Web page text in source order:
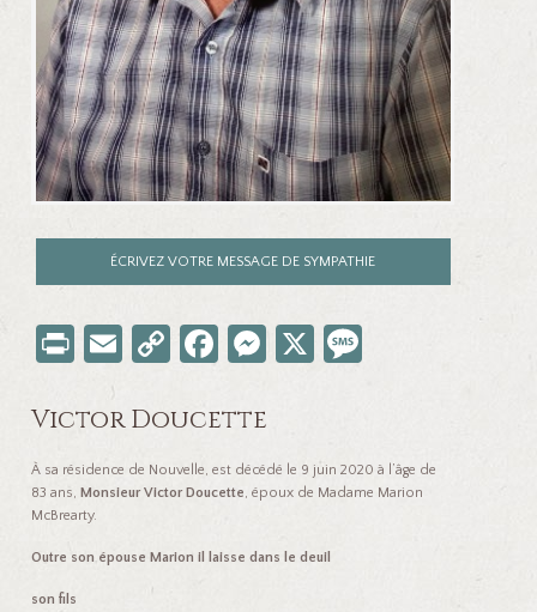
ÉCRIVEZ VOTRE MESSAGE DE SYMPATHIE
Pr
t
E
ail
C
p
y
Li
Fa
b
o
o
M
n
ge
X
ge
Victor Doucette
À sa résidence de Nouvelle, est décédé le 9 juin 2020 à l’âge de
83 ans,Monsieur Victor Doucette, époux de Madame Marion
McBrearty.
Outre son épouse Marion il laisse dans le deuil
son fils